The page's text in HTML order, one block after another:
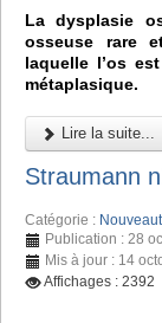
La dysplasie
osseuse rare
laquelle l’os
métaplasique.
Lire la suite...
Straumann
Catégorie :
Publication : 28
Mis à jour : 14
Affichages : 2392